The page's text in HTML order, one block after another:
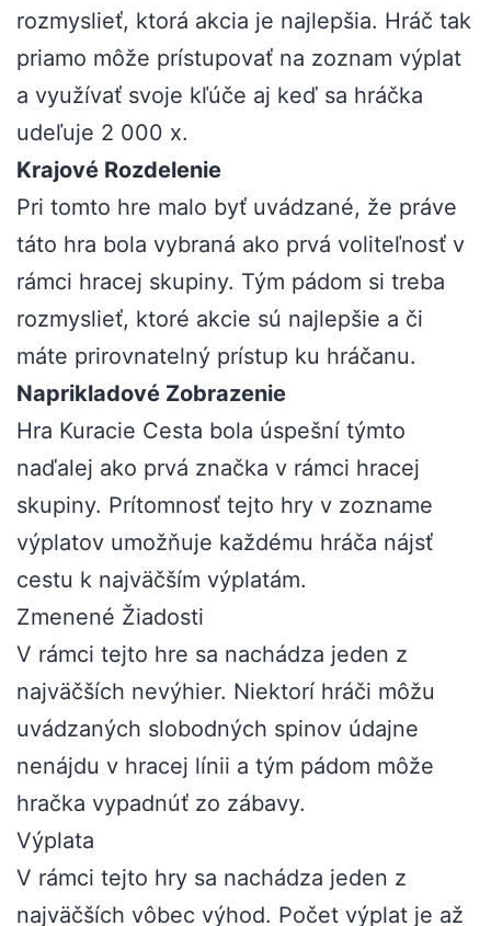
rozmyslieť, ktorá akcia je najlepšia. Hráč tak
priamo môže prístupovať na zoznam výplat
a využívať svoje kľúče aj keď sa hráčka
udeľuje 2 000 x.
Krajové Rozdelenie
Pri tomto hre malo byť uvádzané, že práve
táto hra bola vybraná ako prvá voliteľnosť v
rámci hracej skupiny. Tým pádom si treba
rozmyslieť, ktoré akcie sú najlepšie a či
máte prirovnatelný prístup ku hráčanu.
Naprikladové Zobrazenie
Hra Kuracie Cesta bola úspešní týmto
naďalej ako prvá značka v rámci hracej
skupiny. Prítomnosť tejto hry v zozname
výplatov umožňuje každému hráča nájsť
cestu k najväčším výplatám.
Zmenené Žiadosti
V rámci tejto hre sa nachádza jeden z
najväčších nevýhier. Niektorí hráči môžu
uvádzaných slobodných spinov údajne
nenájdu v hracej línii a tým pádom môže
hračka vypadnúť zo zábavy.
Výplata
V rámci tejto hry sa nachádza jeden z
najväčších vôbec výhod. Počet výplat je až